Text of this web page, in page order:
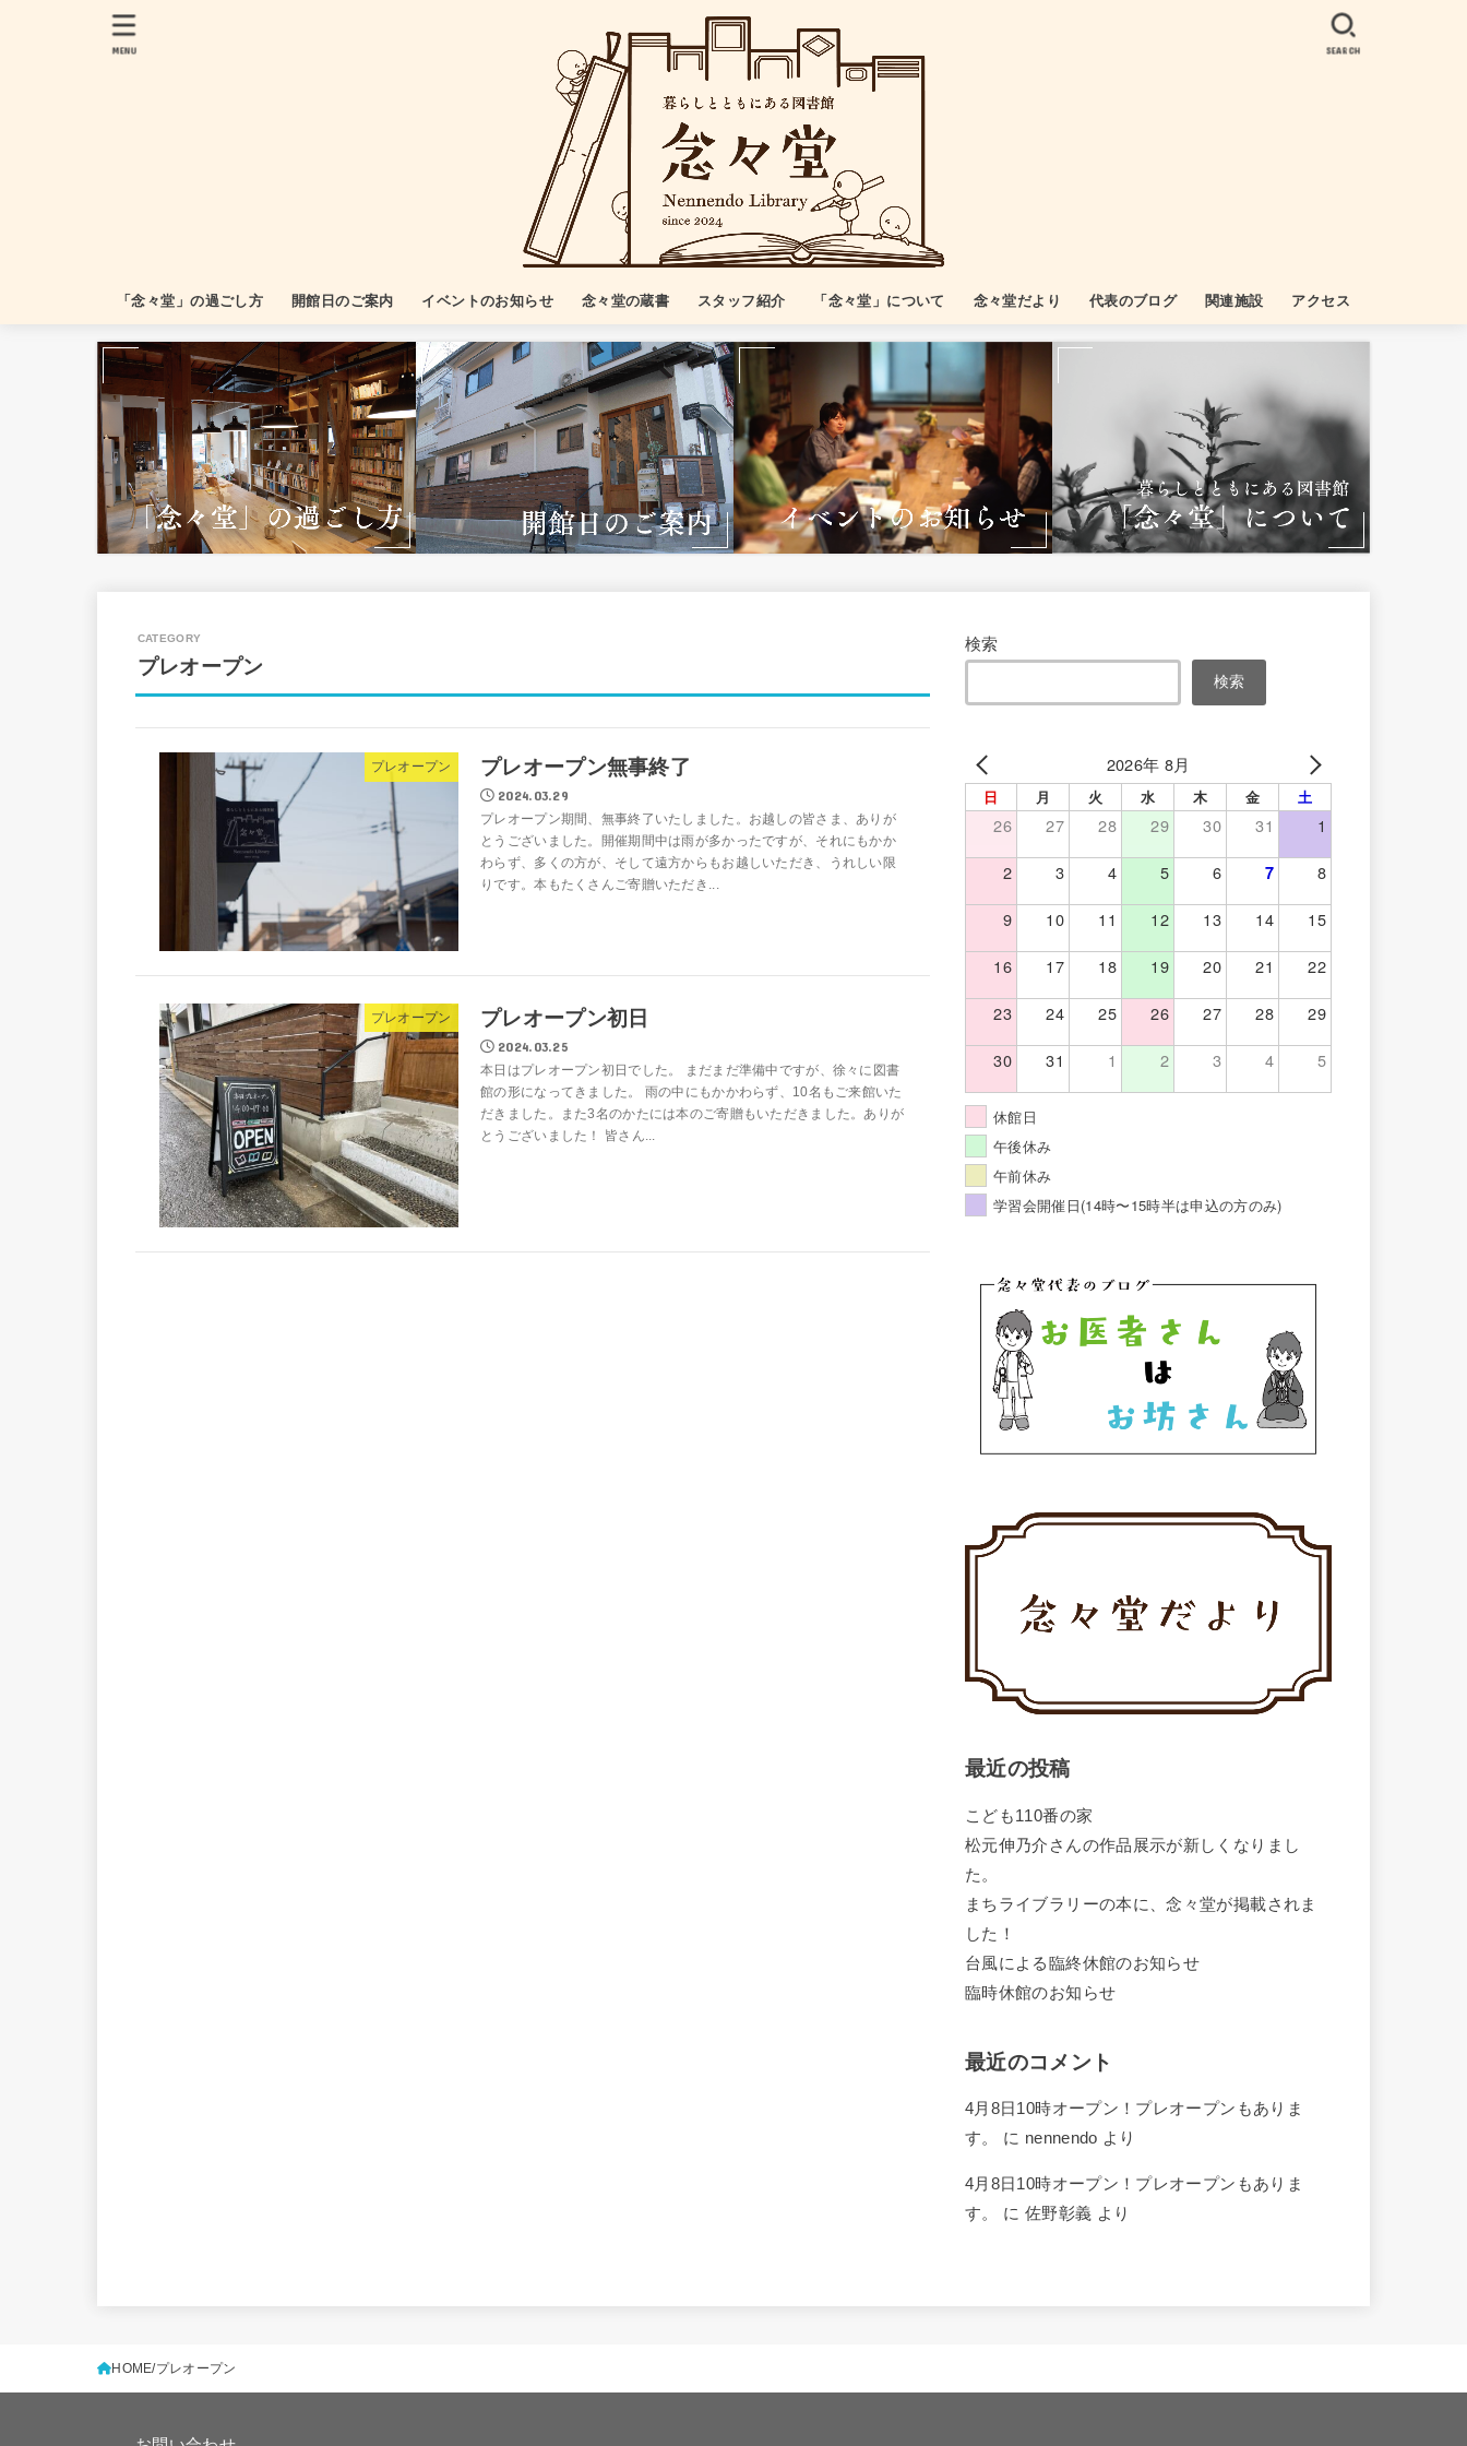
「念々堂」の過ごし方 開館日のご案内 イベントのお知らせ 念々堂の蔵書 スタッフ紹介 「念々堂」について 念々堂だより 代表のブログ 関連施設 アクセス
SEARCH
MENU
プレオープン
プレオープン プレオープン無事終了
2024.03.29
プレオープン期間、無事終了いたしました。お越しの皆さま、ありが
とうございました。開催期間中は雨が多かったですが、それにもかか
わらず、多くの方が、そして遠方からもお越しいただき、うれしい限
りです。本もたくさんご寄贈いただき...
プレオープン プレオープン初日
2024.03.25
本日はプレオープン初日でした。 まだまだ準備中ですが、徐々に図書
館の形になってきました。 雨の中にもかかわらず、10名もご来館いた
だきました。また3名のかたには本のご寄贈もいただきました。ありが
とうございました！ 皆さん...
検索
検索
2026年 8月
日 月 火 水 木 金 土
26 27 28 29 30 31 1
2 3 4 5 6 7 8
9 10 11 12 13 14 15
16 17 18 19 20 21 22
23 24 25 26 27 28 29
30 31 1 2 3 4 5
休館日
午後休み
午前休み
学習会開催日(14時〜15時半は申込の方のみ)
最近の投稿
こども110番の家
松元伸乃介さんの作品展示が新しくなりまし
た。
まちライブラリーの本に、念々堂が掲載されま
した！
台風による臨終休館のお知らせ
臨時休館のお知らせ
最近のコメント
4月8日10時オープン！プレオープンもありま
す。
に nennendo より
4月8日10時オープン！プレオープンもありま
す。
に 佐野彰義 より
HOME プレオープン